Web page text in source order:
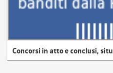
Concorsi in atto e conclusi,